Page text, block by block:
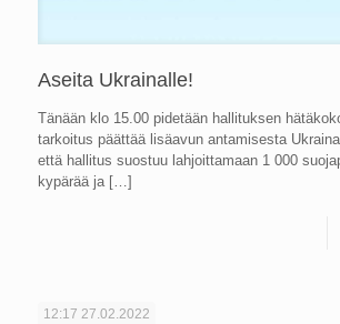
Aseita Ukrainalle!
Tänään klo 15.00 pidetään hallituksen
tarkoitus päättää lisäavun antamisesta
että hallitus suostuu lahjoittamaan 1 000
kypärää ja[…]
12:17 27.02.2022